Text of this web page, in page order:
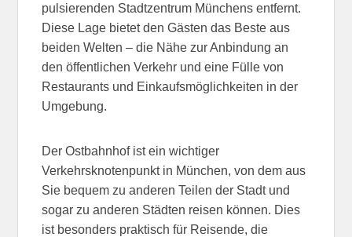
pulsierenden Stadtzentrum Münchens entfernt.
Diese Lage bietet den Gästen das Beste aus
beiden Welten – die Nähe zur Anbindung an
den öffentlichen Verkehr und eine Fülle von
Restaurants und Einkaufsmöglichkeiten in der
Umgebung.
Der Ostbahnhof ist ein wichtiger
Verkehrsknotenpunkt in München, von dem aus
Sie bequem zu anderen Teilen der Stadt und
sogar zu anderen Städten reisen können. Dies
ist besonders praktisch für Reisende, die